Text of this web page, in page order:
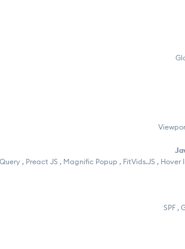
, Preact JS , Magnific Popup , FitVids.JS ,
SPF ,